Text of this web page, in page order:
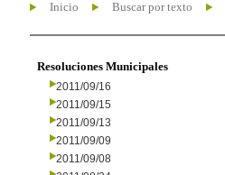
Inicio Buscar por texto
Resoluciones Municipales
2011/09/16
2011/09/15
2011/09/13
2011/09/09
2011/09/08